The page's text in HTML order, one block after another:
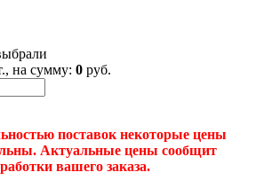
на сумму: 0 руб.
поставок некоторые цены
Актуальные цены сообщит
вашего заказа.